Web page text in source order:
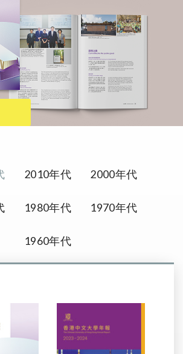
2010年代 2000年代
1980年代 1970年代
1960年代